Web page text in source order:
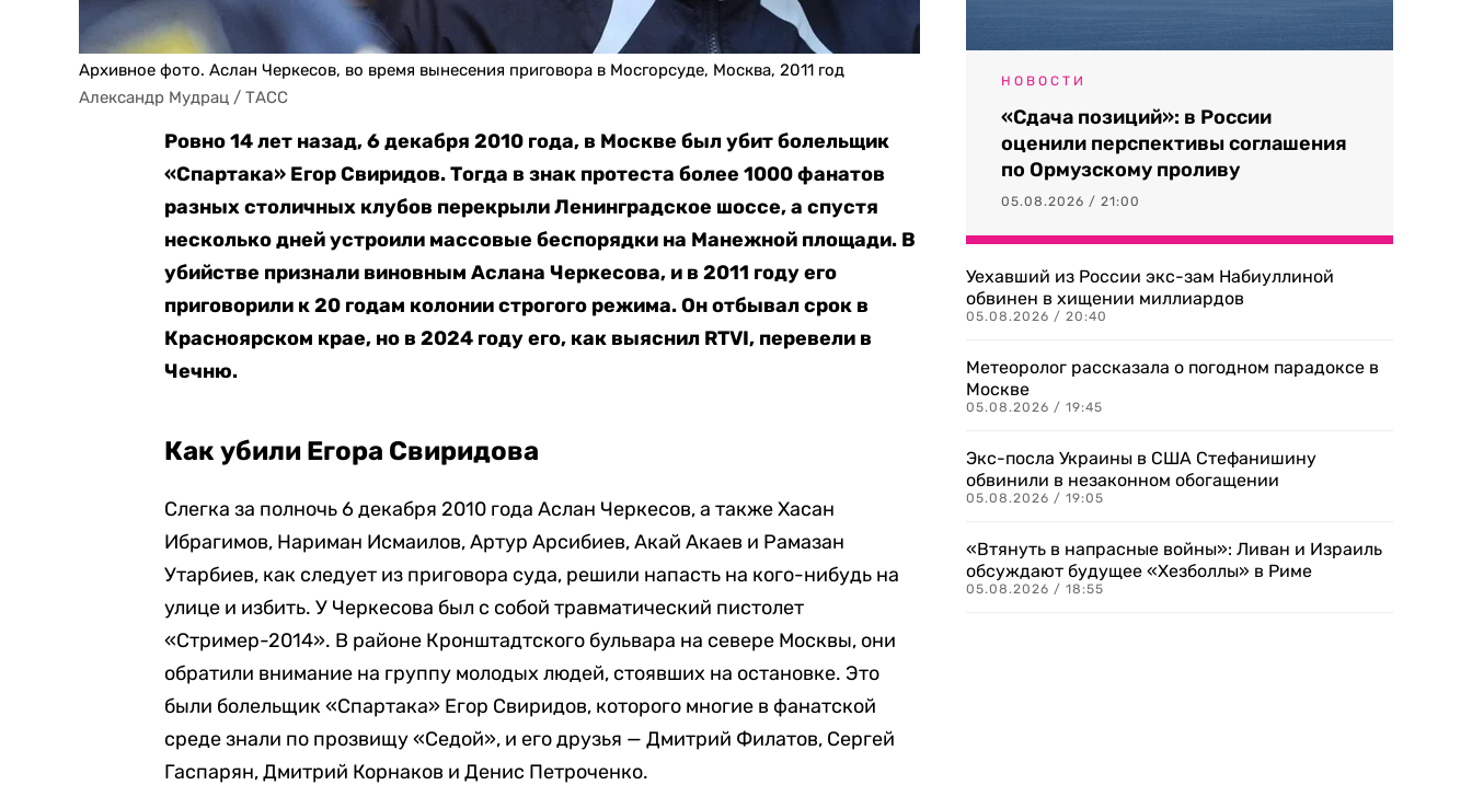
Архивное фото. Аслан Черкесов, во время вынесения приговора в Мосгорсуде, Москва, 2011 год
Александр Мудрац / ТАСС
Ровно 14 лет назад, 6 декабря 2010 года, в Москве был убит болельщик
«Спартака» Егор Свиридов. Тогда в знак протеста более 1000 фанатов
разных столичных клубов перекрыли Ленинградское шоссе, а спустя
несколько дней устроили массовые беспорядки на Манежной площади. В
убийстве признали виновным Аслана Черкесова, и в 2011 году его
приговорили к 20 годам колонии строгого режима. Он отбывал срок в
Красноярском крае, но в 2024 году его, как выяснил RTVI, перевели в
Чечню.
Как убили Егора Свиридова
Слегка за полночь 6 декабря 2010 года Аслан Черкесов, а также Хасан
Ибрагимов, Нариман Исмаилов, Артур Арсибиев, Акай Акаев и Рамазан
Утарбиев, как следует из приговора суда, решили напасть на кого-нибудь на
улице и избить. У Черкесова был с собой травматический пистолет
«Стример-2014». В районе Кронштадтского бульвара на севере Москвы, они
обратили внимание на группу молодых людей, стоявших на остановке. Это
были болельщик «Спартака» Егор Свиридов, которого многие в фанатской
среде знали по прозвищу «Седой», и его друзья — Дмитрий Филатов, Сергей
Гаспарян, Дмитрий Корнаков и Денис Петроченко.
НОВОСТИ
«Сдача позиций»: в России
оценили перспективы соглашения
по Ормузскому проливу
05.08.2026 / 21:00
Уехавший из России экс-зам Набиуллиной
обвинен в хищении миллиардов
05.08.2026 / 20:40
Метеоролог рассказала о погодном парадоксе в
Москве
05.08.2026 / 19:45
Экс-посла Украины в США Стефанишину
обвинили в незаконном обогащении
05.08.2026 / 19:05
«Втянуть в напрасные войны»: Ливан и Израиль
обсуждают будущее «Хезболлы» в Риме
05.08.2026 / 18:55